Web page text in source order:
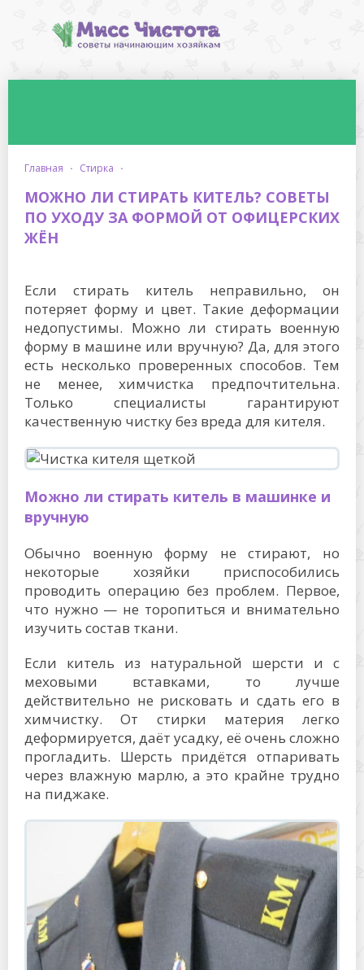
главная · стирка ·
МОЖНО ЛИ СТИРАТЬ КИТЕЛЬ? СОВЕТЫ
ПО УХОДУ ЗА ФОРМОЙ ОТ ОФИЦЕРСКИХ
ЖЁН
Если стирать китель неправильно, он
потеряет форму и цвет. Такие деформации
недопустимы. Можно ли стирать военную
форму в машине или вручную? Да, для этого
есть несколько проверенных способов. Тем
не менее, химчистка предпочтительна.
Только специалисты гарантируют
качественную чистку без вреда для кителя.
Можно ли стирать китель в машинке и
вручную
Обычно военную форму не стирают, но
некоторые хозяйки приспособились
проводить операцию без проблем. Первое,
что нужно — не торопиться и внимательно
изучить состав ткани.
Если китель из натуральной шерсти и с
меховыми вставками, то лучше
действительно не рисковать и сдать его в
химчистку. От стирки материя легко
деформируется, даёт усадку, её очень сложно
прогладить. Шерсть придётся отпаривать
через влажную марлю, а это крайне трудно
на пиджаке.